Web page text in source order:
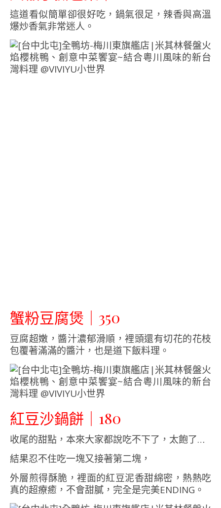
這道看似簡單卻很好吃，鍋氣很足，辣香與高溫
爆炒香氣非常迷人。
蟹粉豆腐煲｜350
豆腐超嫩，醬汁濃郁滑順，裡頭還有切花的花枝
包覆著滿滿的醬汁，也是道下飯料理。
紅豆沙鍋餅｜180
收尾的甜點，本來大家都說吃不下了，太飽了…
結果忍不住吃一塊又接著第二塊，
外層煎得酥脆，裡面的紅豆泥香甜綿密，熱熱吃
真的超療癒，不會甜膩，完全是完美ENDING。